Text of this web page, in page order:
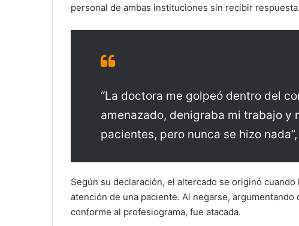
personal de ambas instituciones sin recibir respuesta.
“La doctora me golpeó dentro del
amenazado, denigraba mi trabajo y
pacientes, pero nunca se hizo
Según su declaración, el altercado se originó
atención de una paciente. Al negarse,
conforme al profesiograma, fue atacada.